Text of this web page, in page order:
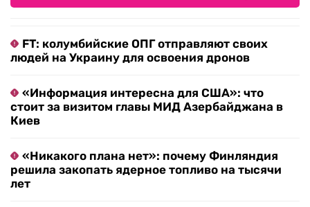
FT: колумбийские ОПГ отправляют своих
людей на Украину для освоения дронов
«Информация интересна для США»: что
стоит за визитом главы МИД Азербайджана в
Киев
«Никакого плана нет»: почему Финляндия
решила закопать ядерное топливо на тысячи
лет